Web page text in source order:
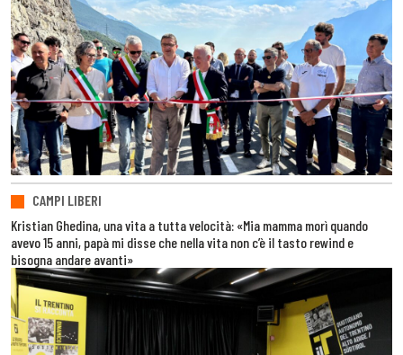
CAMPI LIBERI
Kristian Ghedina, una vita a tutta velocità: «Mia mamma morì quando
avevo 15 anni, papà mi disse che nella vita non c’è il tasto rewind e
bisogna andare avanti»